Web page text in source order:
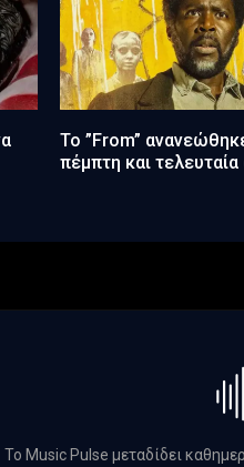
Το ”From”
πέμπτη και
Το Music Pulse μεταδίδει